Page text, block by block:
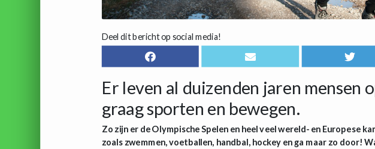
Deel dit bericht op social media!
Er leven al duizenden jaren mensen
graag sporten en bewegen.
Zo zijn er de Olympische Spelen en heel veel wereld- en Europese
zoals zwemmen, voetballen, handbal, hockey en ga maar zo door!